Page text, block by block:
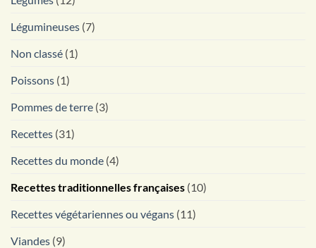
Légumineuses (7)
Non classé (1)
Poissons (1)
Pommes de terre (3)
Recettes (31)
Recettes du monde (4)
Recettes traditionnelles françaises (10)
Recettes végétariennes ou végans (11)
Viandes (9)